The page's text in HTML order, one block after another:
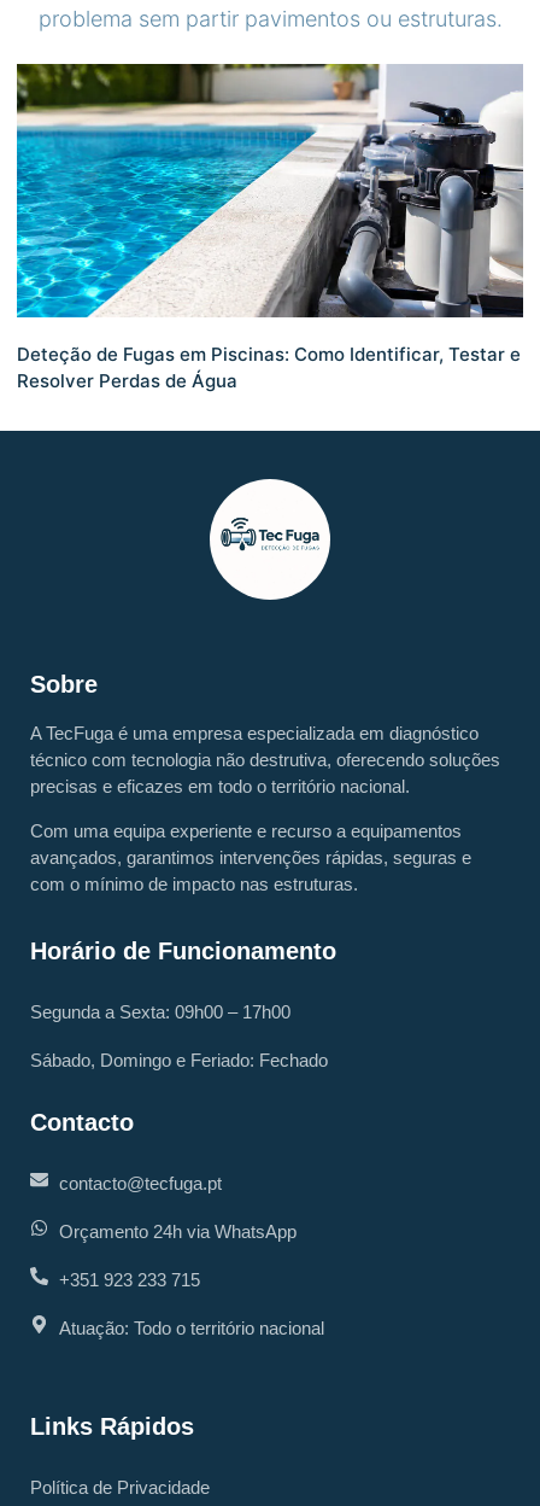
problema sem partir pavimentos ou estruturas.
Deteção de Fugas em Piscinas: Como Identificar, Testar e
Resolver Perdas de Água
Sobre
A TecFuga é uma empresa especializada em diagnóstico
técnico com tecnologia não destrutiva, oferecendo soluções
precisas e eficazes em todo o território nacional.
Com uma equipa experiente e recurso a equipamentos
avançados, garantimos intervenções rápidas, seguras e
com o mínimo de impacto nas estruturas.
Horário de Funcionamento
Segunda a Sexta: 09h00 – 17h00
Sábado, Domingo e Feriado: Fechado
Contacto
contacto@tecfuga.pt
Orçamento 24h via WhatsApp
+351 923 233 715
Atuação: Todo o território nacional
Links Rápidos
Política de Privacidade